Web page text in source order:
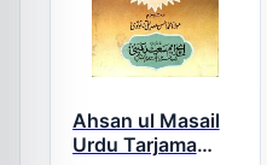
Ahsan ul Masail
Urdu Tarjama